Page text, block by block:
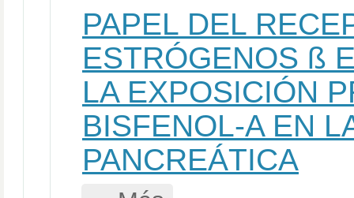
PAPEL DEL
ESTRÓGENOS ß
LA EXPOSICIÓN
BISFENOL-A EN
PANCREÁTICA